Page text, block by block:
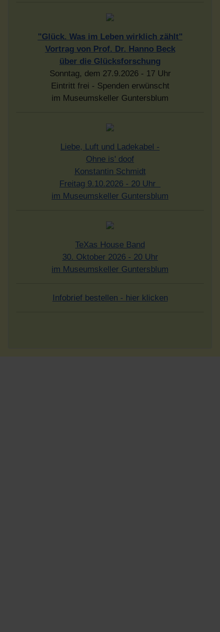
"Glück. Was im Leben wirklich zählt"
Vortrag von Prof. Dr. Hanno Beck
über die Glücksforschung
Sonntag, dem 27.9.2026 - 17 Uhr
Eintritt frei - Spenden erwünscht
im Museumskeller Guntersblum
Liebe, Luft und Ladekabel -
Ohne is' doof
Konstantin Schmidt
Freitag 9.10.2026 - 20 Uhr
im Museumskeller Guntersblum
TeXas House Band
30. Oktober 2026 - 20 Uhr
im Museumskeller Guntersblum
Infobrief bestellen - hier klicken